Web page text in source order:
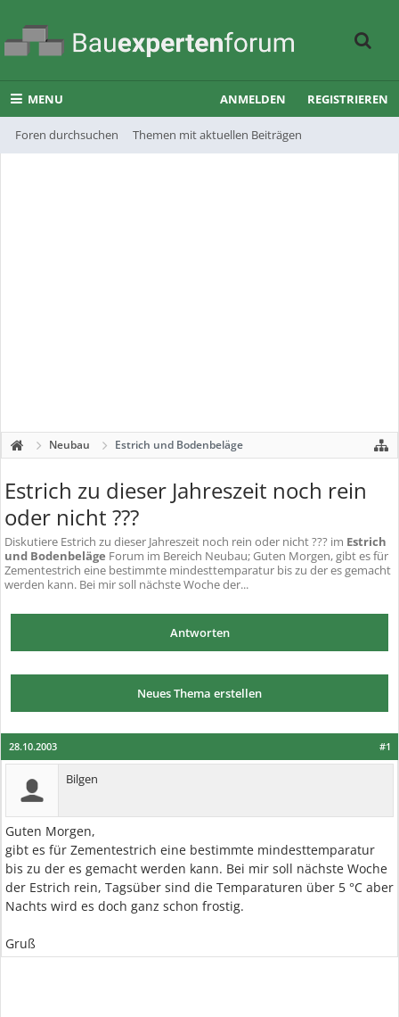
MENU
Foren durchsuchen Themen mit aktuellen Beiträgen
ANMELDEN REGISTRIEREN
Neubau Estrich und Bodenbeläge
Estrich zu dieser Jahreszeit noch rein
oder nicht ???
Diskutiere Estrich zu dieser Jahreszeit noch rein oder nicht ??? im Estrich
und Bodenbeläge Forum im Bereich Neubau; Guten Morgen, gibt es für
Zementestrich eine bestimmte mindesttemparatur bis zu der es gemacht
werden kann. Bei mir soll nächste Woche der...
Antworten
Neues Thema erstellen
#1
28.10.2003
Bilgen
Guten Morgen,
gibt es für Zementestrich eine bestimmte mindesttemparatur
bis zu der es gemacht werden kann. Bei mir soll nächste Woche
der Estrich rein, Tagsüber sind die Temparaturen über 5 °C aber
Nachts wird es doch ganz schon frostig.
Gruß